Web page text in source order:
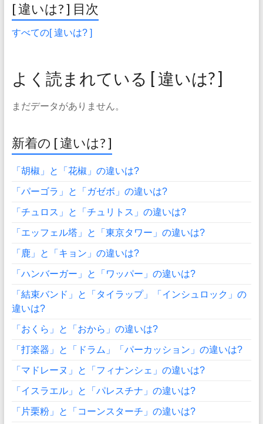
[ 違いは? ] 目次
すべての[ 違いは? ]
よく読まれている [ 違いは? ]
まだデータがありません。
新着の [ 違いは? ]
「胡椒」と「花椒」の違いは?
「パーゴラ」と「ガゼボ」の違いは?
「チュロス」と「チュリトス」の違いは?
「エッフェル塔」と「東京タワー」の違いは?
「鹿」と「キョン」の違いは?
「ハンバーガー」と「ワッパー」の違いは?
「結束バンド」と「タイラップ」「インシュロック」の
違いは?
「おくら」と「おから」の違いは?
「打楽器」と「ドラム」「パーカッション」の違いは?
「マドレーヌ」と「フィナンシェ」の違いは?
「イスラエル」と「パレスチナ」の違いは?
「片栗粉」と「コーンスターチ」の違いは?